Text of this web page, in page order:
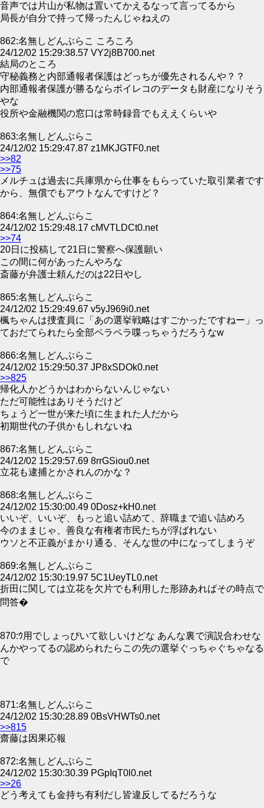
音声では片山が私物は置いてかえるなって言ってるから
局長が自分で持って帰ったんじゃねえの
862:名無しどんぶらこ ころころ
24/12/02 15:29:38.57 VY2j8B700.net
結局のところ
守秘義務と内部通報者保護はどっちが優先されるんや？？
内部通報者保護が勝るならボイレコのデータも財産になりそう
やな
役所や金融機関の窓口は常時録音でもええくらいや
863:名無しどんぶらこ
24/12/02 15:29:47.87 z1MKJGTF0.net
>>82
>>75
メルチュは過去に兵庫県から仕事をもらっていた取引業者です
から、無償でもアウトなんですけど？
864:名無しどんぶらこ
24/12/02 15:29:48.17 cMVTLDCt0.net
>>74
20日に投稿して21日に警察へ保護願い
この間に何があったんやろな
斎藤が弁護士頼んだのは22日やし
865:名無しどんぶらこ
24/12/02 15:29:49.67 v5yJ969i0.net
楓ちゃんは捜査員に「あの選挙戦略はすごかったですねー」っ
ておだてられたら全部ペラペラ喋っちゃうだろうなw
866:名無しどんぶらこ
24/12/02 15:29:50.37 JP8xSDOk0.net
>>825
帰化人かどうかはわからないんじゃない
ただ可能性はありそうだけど
ちょうど一世が来た頃に生まれた人だから
初期世代の子供かもしれないね
867:名無しどんぶらこ
24/12/02 15:29:57.69 8rrGSiou0.net
立花も逮捕とかされんのかな？
868:名無しどんぶらこ
24/12/02 15:30:00.49 0Dosz+kH0.net
いいぞ、いいぞ、もっと追い詰めて、辞職まで追い詰めろ
今のままじゃ、善良な有権者市民たちが浮ばれない
ウソと不正義がまかり通る、そんな世の中になってしまうぞ
869:名無しどんぶらこ
24/12/02 15:30:19.97 5C1UeyTL0.net
折田に関しては立花を欠片でも利用した形跡あればその時点で
問答�
870:ｳ用でしょっぴいて欲しいけどな あんな裏で演説合わせな
んかやってるの認められたらこの先の選挙ぐっちゃぐちゃなる
で
871:名無しどんぶらこ
24/12/02 15:30:28.89 0BsVHWTs0.net
>>815
齋藤は因果応報
872:名無しどんぶらこ
24/12/02 15:30:30.39 PGpIqT0l0.net
>>26
どう考えても金持ち有利だし皆違反してるだろうな